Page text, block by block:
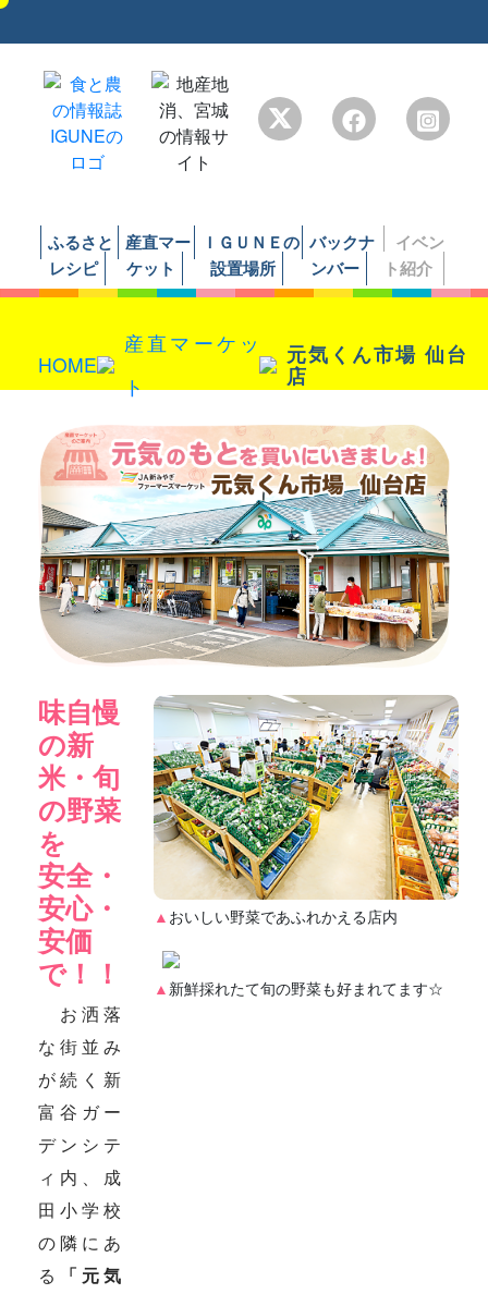
ふるさと
レシピ
産直マー
ケット
ＩＧＵＮＥの
設置場所
バックナ
ンバー
イベン
ト紹介
HOME
産直マーケッ
ト
元気くん市場 仙台
店
味自慢
の新
米・旬
の野菜
を
安全・
安心・
安価
で！！
お洒落
な街並み
が続く新
富谷ガー
デンシテ
ィ内、成
田小学校
の隣にあ
る
「元気
▲ おいしい野菜であふれかえる店内
▲ 新鮮採れたて旬の野菜も好まれてます☆